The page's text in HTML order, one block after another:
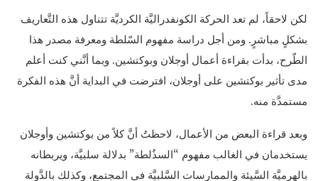
لكن لاحقاً، لم تعد الحركة الكونفدراليَّة الكرديَّة تتناول هذه التَّعاريف
بشكلٍ مباشرٍ. ومن أجل دراسة مفهوم السّلطة ومعرفة مصدر هذا
الطّرح، بدأت بقراءة أعمال أوجلان وبوكتشين. وبما أنَّني كنت أعلم
مدى تأثير بوكتشين على أوجلان، افترضت في البداية أنَّ هذه الفكرة
مستمدَّة منه.
وبعد قراءة البعض من الأعمال، لاحظتُ أنَّ كلاً من بوكتشين وأوجلان
يستخدمان في الغالب مفهوم “السذُلطة” بدلالة سلبيَّة، ويربطانه
بالهرميَّة السَّيئة والممارسات السَّلبيَّة في المجتمع، وكذلك بالدَّولة